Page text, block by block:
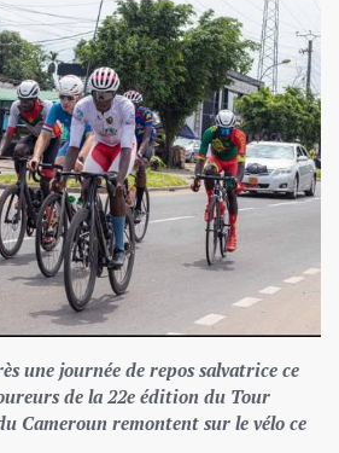
une journée de repos salvatrice ce
de la 22e édition du Tour
Cameroun remontent sur le vélo ce